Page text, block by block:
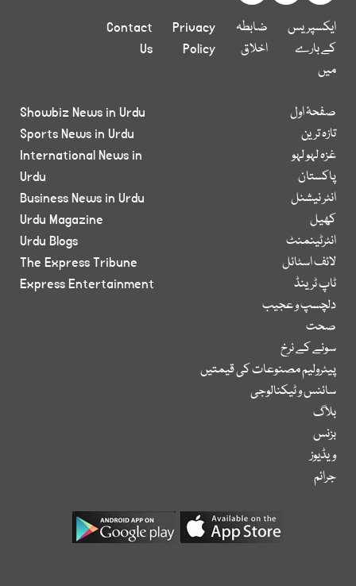
ایکسپریس
کے بارے
میں
ضابطہ
اخلاق
Privacy
Policy
Contact
Us
صفحۂ اول
تازہ ترین
غزہ لہو لہو
پاکستان
انٹر نیشنل
کھیل
انٹرٹینمنٹ
لائف اسٹائل
ٹاپ ٹرینڈ
دلچسپ و عجیب
صحت
سونے کے نرخ
پیٹرولیم مصنوعات کی قیمتیں
سائنس و ٹیکنالوجی
بلاگ
بزنس
ویڈیوز
جرائم
Showbiz News in Urdu
Sports News in Urdu
International News in
Urdu
Business News in Urdu
Urdu Magazine
Urdu Blogs
The Express Tribune
Express Entertainment